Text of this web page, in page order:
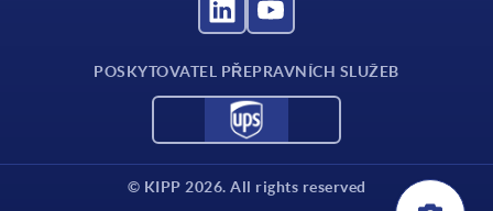
POSKYTOVATEL PŘEPRAVNÍCH SLUŽEB
© KIPP 2026. All rights reserved